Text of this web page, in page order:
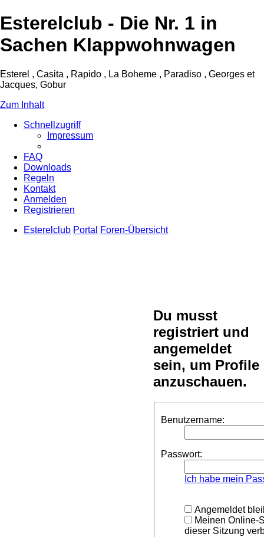
Esterelclub - Die Nr. 1 in
Sachen Klappwohnwagen
Esterel , Casita , Rapido , La Boheme , Paradiso , Georges et
Jacques, Gobur
Zum Inhalt
Schnellzugriff
Impressum
FAQ
Downloads
Regeln
Kontakt
Anmelden
Registrieren
Esterelclub Portal Foren-Übersicht
Du musst
registriert und
angemeldet
sein, um Profile
anzuschauen.
Benutzername:
Passwort:
Ich habe mein
Angemeldet
Meinen Online-
dieser Sitzung